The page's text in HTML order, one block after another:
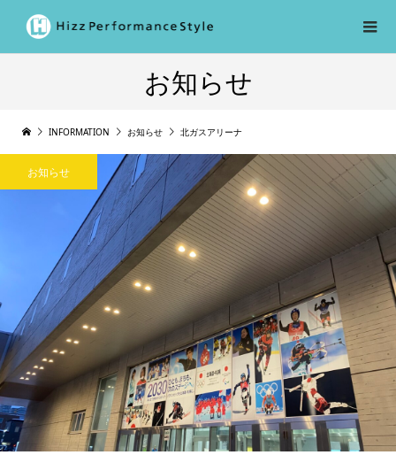
お知らせ
INFORMATION お知らせ 北ガスアリーナ
お知らせ